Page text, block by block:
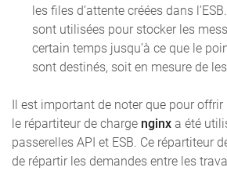
les files d’attente créées dans
sont utilisées pour stocker les
certain temps jusqu’à ce que le
sont destinés, soit en mesure de
Il est important de noter que pour offrir
le répartiteur de charge nginx a été
passerelles API et ESB. Ce répartiteur
de répartir les demandes entre les